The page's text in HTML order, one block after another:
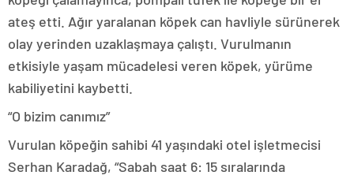
ateş etti. Ağır yaralanan köpek can havliyle sürünerek
olay yerinden uzaklaşmaya çalıştı. Vurulmanın
etkisiyle yaşam mücadelesi veren köpek, yürüme
kabiliyetini kaybetti.
“O bizim canımız”
Vurulan köpeğin sahibi 41 yaşındaki otel işletmecisi
Serhan Karadağ, “Sabah saat 6: 15 sıralarında